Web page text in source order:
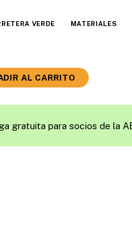
VERDE MATERIALES
AL CARRITO
gratuita para socios de la